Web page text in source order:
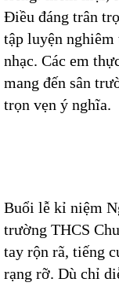
Điều đáng trân
tập luyện nghiêm
nhạc. Các em
mang đến sân
trọn vẹn ý nghĩa.
Buổi lễ kỉ niệm
trường THCS
tay rộn rã, tiếng
rạng rỡ. Dù chỉ